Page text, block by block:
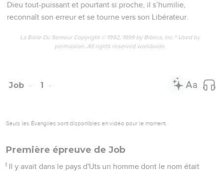
Dieu tout-puissant et pourtant si proche, il s’humilie,
reconnaît son erreur et se tourne vers son Libérateur.
La Bible Du Semeur Copyright © 1992, 1999 by Biblica, Inc.® Used by
permission. All rights reserved worldwide.
Job 1
Seuls les Évangiles sont disponibles en vidéo pour le moment.
Première épreuve de Job
1 Il y avait dans le pays d'Uts un homme dont le nom était